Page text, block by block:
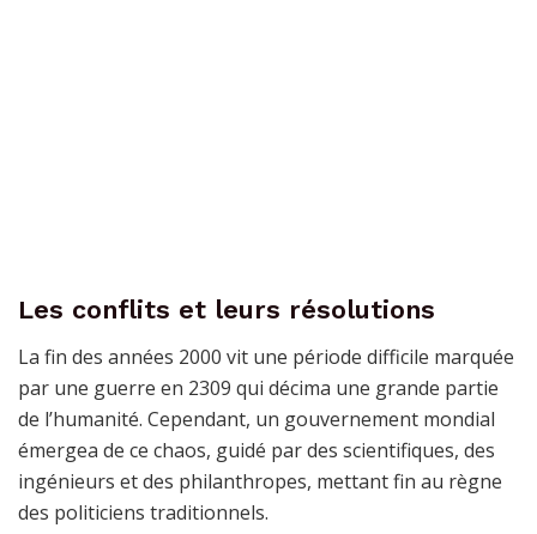
Les conflits et leurs résolutions
La fin des années 2000 vit une période difficile marquée
par une guerre en 2309 qui décima une grande partie
de l’humanité. Cependant, un gouvernement mondial
émergea de ce chaos, guidé par des scientifiques, des
ingénieurs et des philanthropes, mettant fin au règne
des politiciens traditionnels.